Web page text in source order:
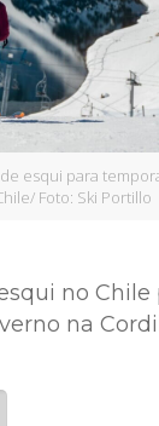
esqui para
Foto: Ski Portillo
no Chile
na